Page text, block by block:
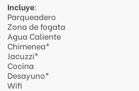
Incluye:
Parqueadero
Zona de fogata
Agua Caliente
Chimenea*
Jacuzzi*
Cocina
Desayuno*
Wifi